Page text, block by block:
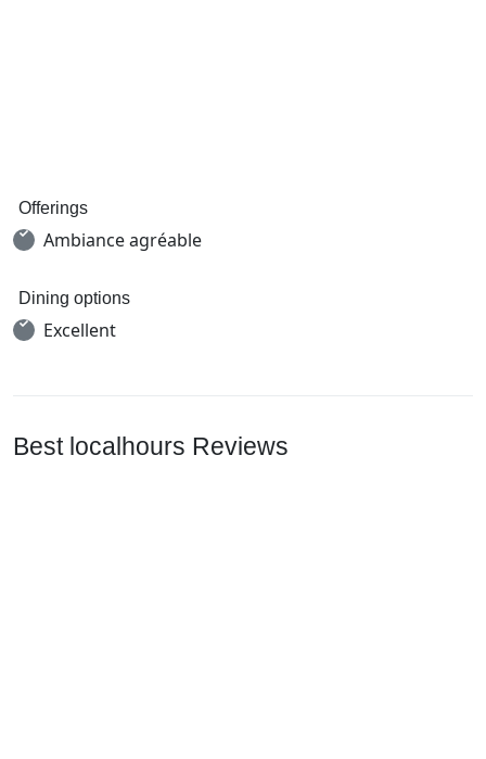
Offerings
Ambiance agréable
Dining options
Excellent
Best localhours Reviews